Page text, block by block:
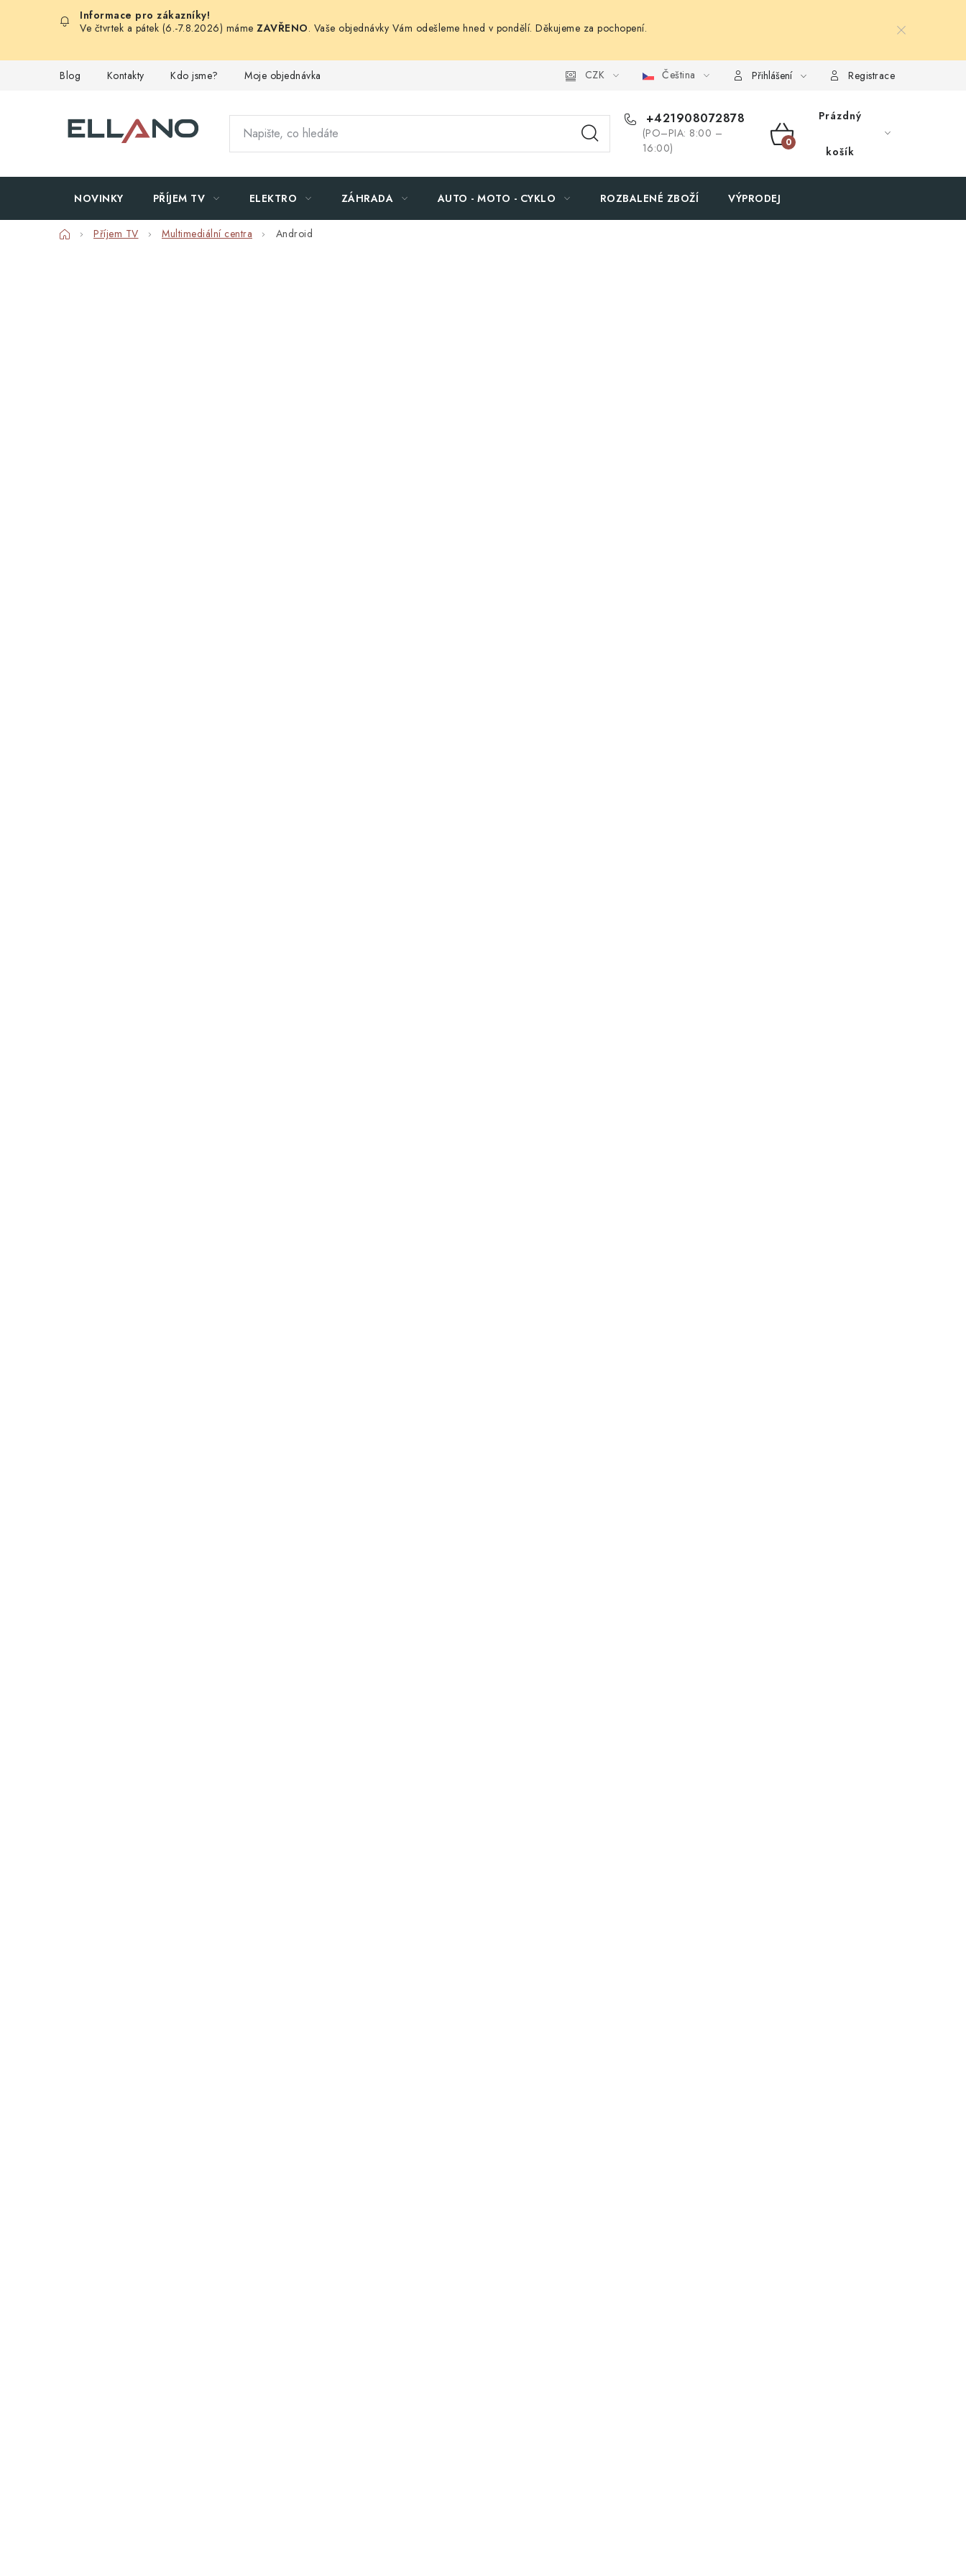
Ve čtvrtek a pátek (6.-7.8.2026) máme ZAVŘENO. Vaše objednávky Vám odešleme hned v pondělí. Děkujeme za pochopení.
Blog Kontakty Kdo jsme? Moje objednávka CZK Čeština Přihlášení Registrace
+421908072878
(PO–PIA: 8:00 –
16:00)
NÁKUPNÍ
Prázdný
košík
NOVINKY PŘÍJEM TV ELEKTRO ZÁHRADA AUTO - MOTO - CYKLO ROZBALENÉ ZBOŽÍ VÝPRODEJ
DomůPříjem TV Multimediální centra Android